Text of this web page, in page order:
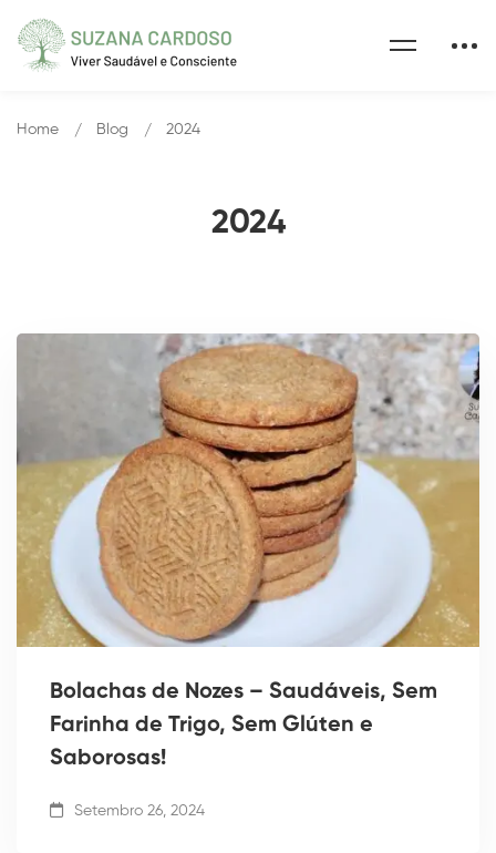
2024
Home Blog 2024
Bolachas de Nozes – Saudáveis, Sem
Farinha de Trigo, Sem Glúten e
Saborosas!
Setembro 26, 2024